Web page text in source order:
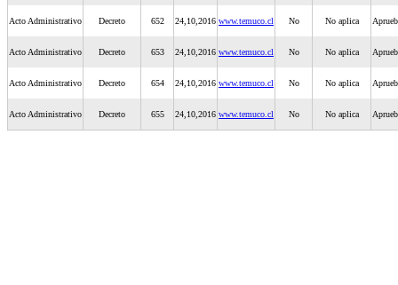
Acto Administrativo Decreto 652 24,10,2016 www.temuco.cl No No aplica
Acto Administrativo Decreto 653 24,10,2016 www.temuco.cl No No aplica
Acto Administrativo Decreto 654 24,10,2016 www.temuco.cl No No aplica
Acto Administrativo Decreto 655 24,10,2016 www.temuco.cl No No aplica